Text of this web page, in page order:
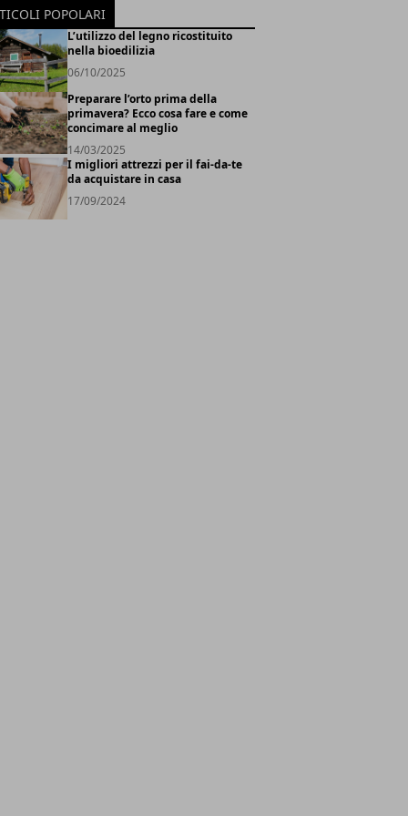
POPOLARI
L’utilizzo del legno ricostituito
nella bioedilizia
06/10/2025
Preparare l’orto prima della
primavera? Ecco cosa fare e come
concimare al meglio
14/03/2025
I migliori attrezzi per il fai-da-te
da acquistare in casa
17/09/2024